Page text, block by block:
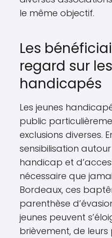
le même objectif.
Les
regard sur
handicapés
Les jeunes
public
exclusions diverses.
sensibilisation
handicap et
nécessaire que
Bordeaux, ces
parenthèse
jeunes peuvent
brièvement, de